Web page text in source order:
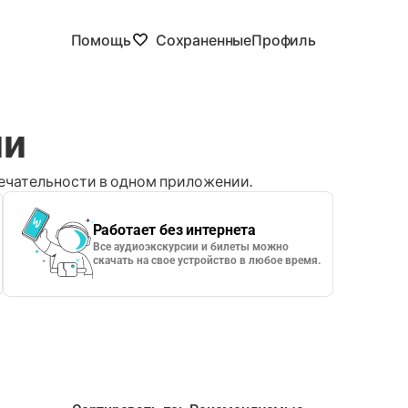
Помощь СохраненныеПрофиль
в одном приложении.
Работает без интернета
Все аудиоэкскурсии и билеты можно
скачать на свое устройство в любое время.